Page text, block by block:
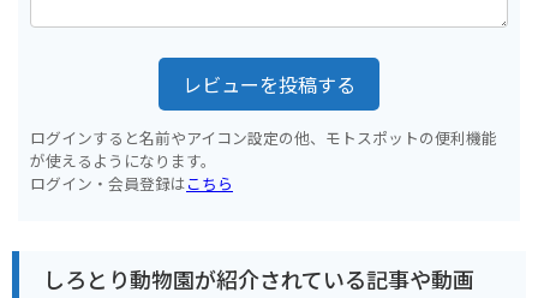
レビューを投稿する
ログインすると名前やアイコン設定の他、モトスポットの便利機能
が使えるようになります。
ログイン・会員登録はこちら
しろとり動物園が紹介されている記事や動画